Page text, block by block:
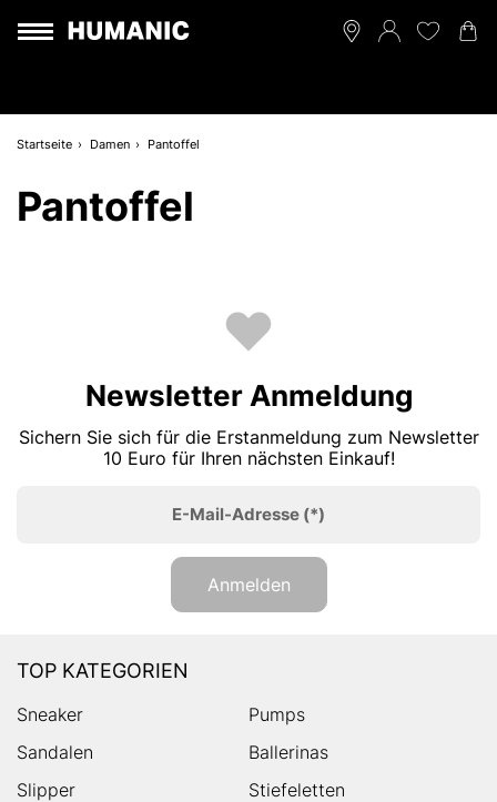
Startseite Damen Pantoffel
Pantoffel
Newsletter Anmeldung
Sichern Sie sich für die Erstanmeldung zum Newsletter
10 Euro für Ihren nächsten Einkauf!
E-Mail-Adresse (*)
Anmelden
TOP KATEGORIEN
Sneaker
Pumps
Sandalen
Ballerinas
Slipper
Stiefeletten